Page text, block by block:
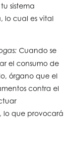
sistema
lo cual es vital
Cuando se
el consumo de
órgano que el
contra el
lo que provocará